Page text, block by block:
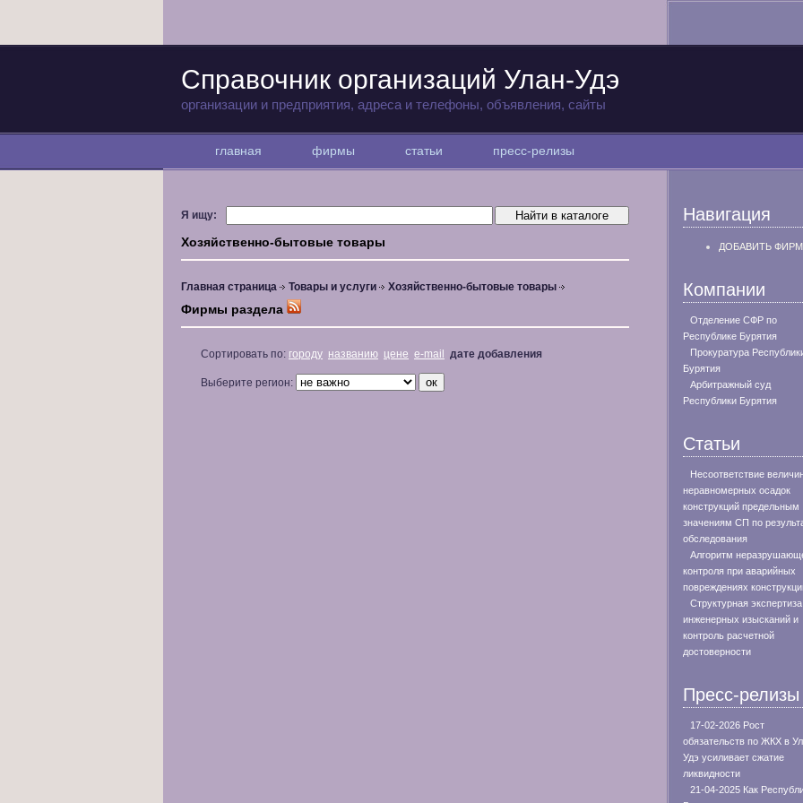
Справочник организаций Улан-Удэ
организации и предприятия, адреса и телефоны, объявления, сайты
главная фирмы статьи пресс-релизы
Я ищу:
Хозяйственно-бытовые товары
Главная страница Товары и услуги Хозяйственно-бытовые товары
Фирмы раздела
Сортировать по: городу названию цене e-mail дате добавления
Выберите регион:
Навигация
ДОБАВИТЬ
Компании
Отделение СФР по
Республике Бурятия
Прокуратура
Бурятия
Арбитражный суд
Республики Бурятия
Статьи
Несоответствие
неравномерных осадок
конструкций предельным
значениям СП по
обследования
Алгоритм
контроля при аварийных
повреждениях
Структурная экспертиза
инженерных изысканий и
контроль расчетной
достоверности
Пресс-релизы
17-02-2026 Рост
обязательств по ЖКХ в
Удэ усиливает сжатие
ликвидности
21-04-2025 Как